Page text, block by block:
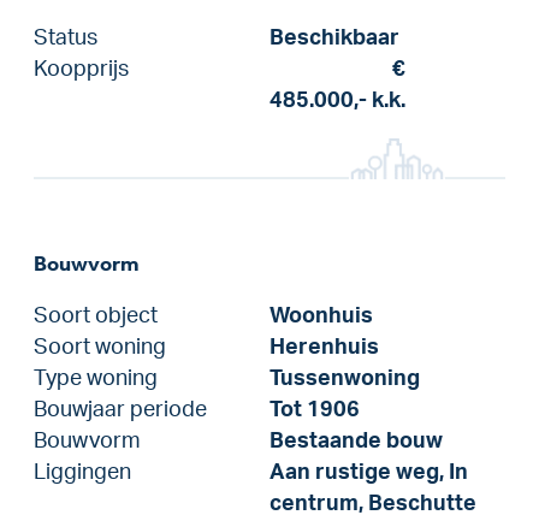
Status
Beschikbaar
Koopprijs
€
485.000,- k.k.
Bouwvorm
Soort object
Woonhuis
Soort woning
Herenhuis
Type woning
Tussenwoning
Bouwjaar periode
Tot 1906
Bouwvorm
Bestaande bouw
Liggingen
Aan rustige weg, In
centrum, Beschutte